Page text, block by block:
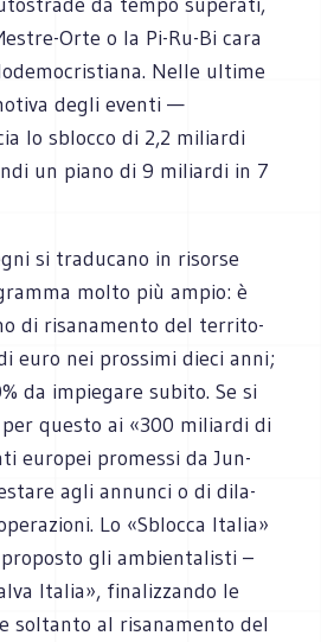
Orte o la Pi-Ru-Bi cara
Nelle ultime
degli eventi —
lo sblocco di 2,2 miliardi
un piano di 9 miliardi in 7
si tra­du­cano in risorse
molto più ampio: è
di risa­na­mento del ter­ri­to­
euro nei pros­simi dieci anni;
da impie­gare subito. Se si
que­sto ai «300 miliardi di
euro­pei pro­messi da Jun­
agli annunci o di dila­
Lo «Sblocca Ita­lia»
gli ambien­ta­li­sti –
Ita­lia», fina­liz­zando le
soltanto al risa­na­mento del